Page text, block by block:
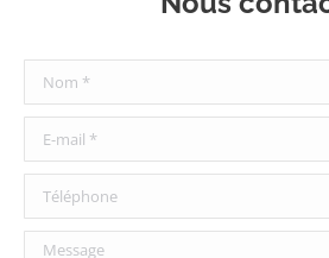
E-mail *
Téléphone
Message